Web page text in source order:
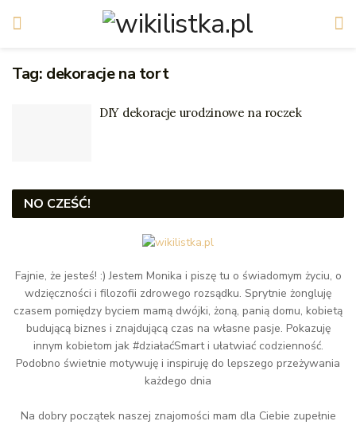
Tag: dekoracje na tort
DIY dekoracje urodzinowe na roczek
NO CZEŚĆ!
Fajnie, że jesteś! :) Jestem Monika i piszę tu o świadomym życiu, o
wdzięczności i filozofii zdrowego rozsądku. Sprytnie żongluję
czasem pomiędzy byciem mamą dwójki, żoną, panią domu, kobietą
budującą biznes i znajdującą czas na własne pasje. Pokazuję
innym kobietom jak #działaćSmart i ułatwiać codzienność.
Podobno świetnie motywuję i inspiruję do lepszego przeżywania
każdego dnia
Na dobry początek naszej znajomości mam dla Ciebie zupełnie